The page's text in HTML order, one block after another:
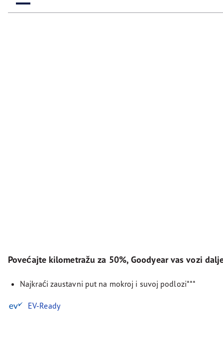
Povećajte kilometražu za 50%, Goodyear vas vozi
Najkraći zaustavni put na mokroj i suvoj podlozi***
EV-Ready